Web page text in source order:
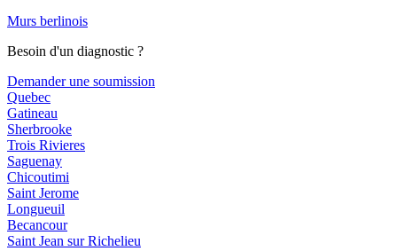
Murs berlinois
Besoin d'un diagnostic ?
Demander une soumission
Quebec
Gatineau
Sherbrooke
Trois Rivieres
Saguenay
Chicoutimi
Saint Jerome
Longueuil
Becancour
Saint Jean sur Richelieu